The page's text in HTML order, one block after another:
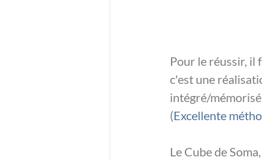
Pour le réussir, il
c'est une
intégré/
(Excellente
Le Cube de